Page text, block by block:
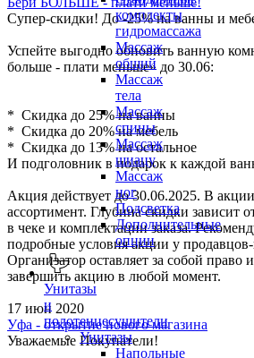
комплекты
гидромассажа
Массаж
общий
Массаж
тела
Массаж
спины
Массаж
шиацу
Массаж
ног
Подсветка
Дополнительные
опции
Унитазы
и
полотенцесушители
Унитазы
Напольные
Супер-скидки! До -25% на ванны и
Успейте выгодно обновить ванную
больше - плати меньше» до 30.06:
* Скидка до 25% на ванны
* Скидка до 20% на мебель
* Скидка до 13% на остальное
И подголовник в подарок к каждой
Акция действует до 30.06.2025. В акции
ассортимент. Глубина скидки зависит
в чеке и комплектации заказа.
подробные условия акции у продавцов-
Организатор оставляет за собой право
завершить акцию в любой момент.
17 июн 2020
Уфа - открытие нового магазина
Уважаемые Покупатели!